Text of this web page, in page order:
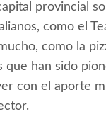
provincial
como el
como la
que han sido
con el aporte